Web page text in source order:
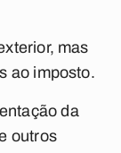
mas
ao imposto.
da
outros